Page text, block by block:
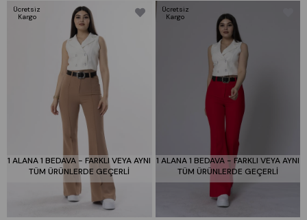
1 ALANA 1 BEDAVA - FARKLI VEYA AYNI
TÜM ÜRÜNLERDE GEÇERLİ
Ücretsiz
Kargo
1 ALANA 1 BEDAVA - FARKLI VEYA AYNI
TÜM ÜRÜNLERDE GEÇERLİ
Ücretsiz
Kargo